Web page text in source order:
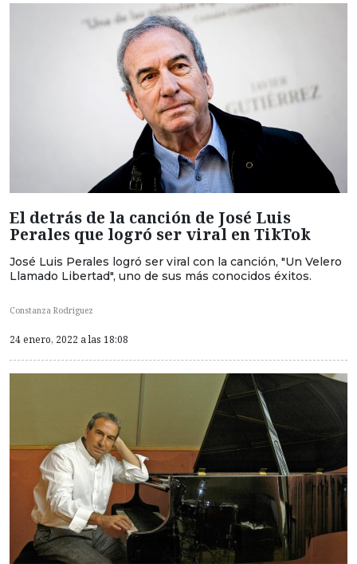
El detrás de la canción de José Luis
Perales que logró ser viral en TikTok
José Luis Perales logró ser viral con la canción, "Un Velero
Llamado Libertad", uno de sus más conocidos éxitos.
Constanza Rodriguez
24 enero, 2022 a las 18:08